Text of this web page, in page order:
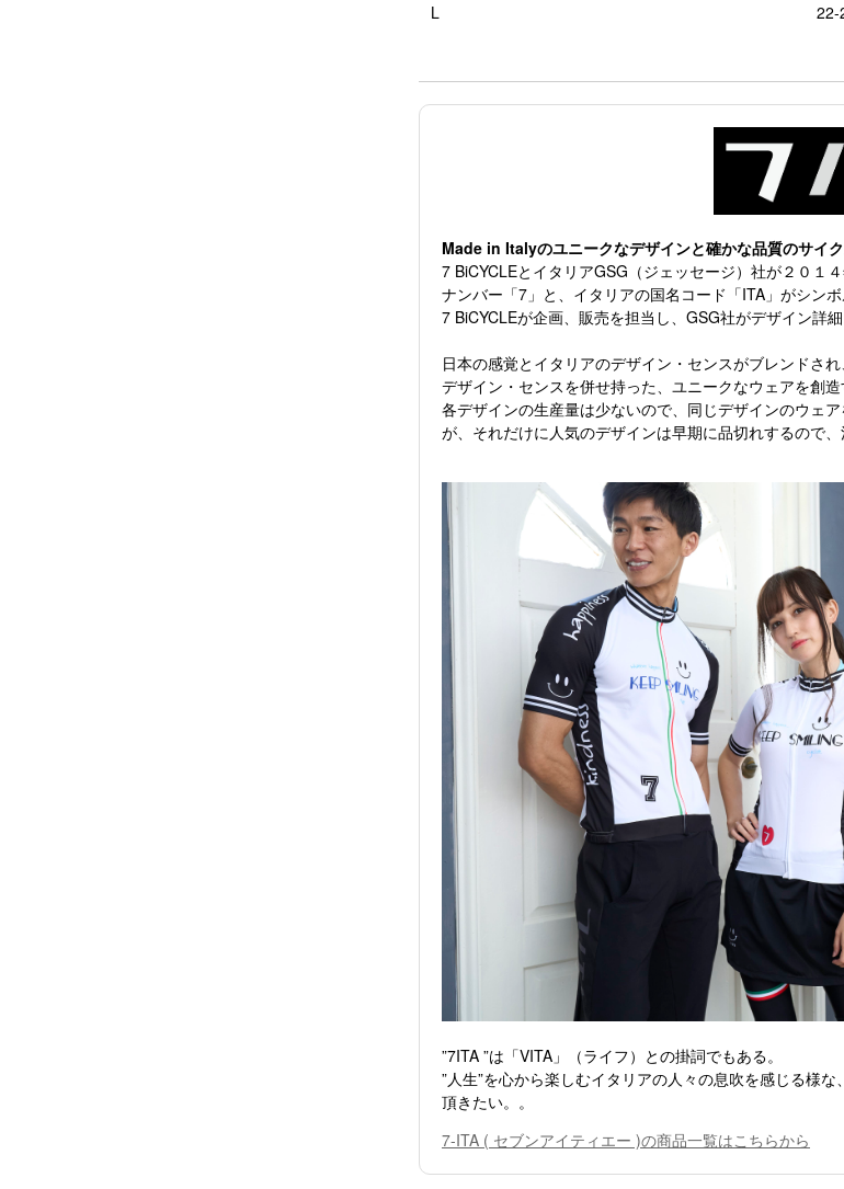
L 22-
Made in Italyのユニークなデザインと確かな品質のサイ
7 BiCYCLEとイタリアGSG（ジェッセージ）社が２０１
ナンバー「7」と、イタリアの国名コード「ITA」がシンボ
7 BiCYCLEが企画、販売を担当し、GSG社がデザイン詳
日本の感覚とイタリアのデザイン・センスがブレンドさ
デザイン・センスを併せ持った、ユニークなウェアを創造
各デザインの生産量は少ないので、同じデザインのウェ
が、それだけに人気のデザインは早期に品切れするので、
”7ITA ”は「VITA」（ライフ）との掛詞でもある。
”人生”を心から楽しむイタリアの人々の息吹を感じる様
頂きたい。。
7-ITA ( セブンアイティエー )の商品一覧はこちらから